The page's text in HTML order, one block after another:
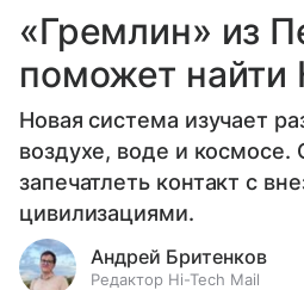
«Гремлин» из
поможет
Новая система изучает
воздухе, воде и
запечатлеть контакт с
цивилизациями.
Андрей Бритенков
Редактор Hi-Tech Mail